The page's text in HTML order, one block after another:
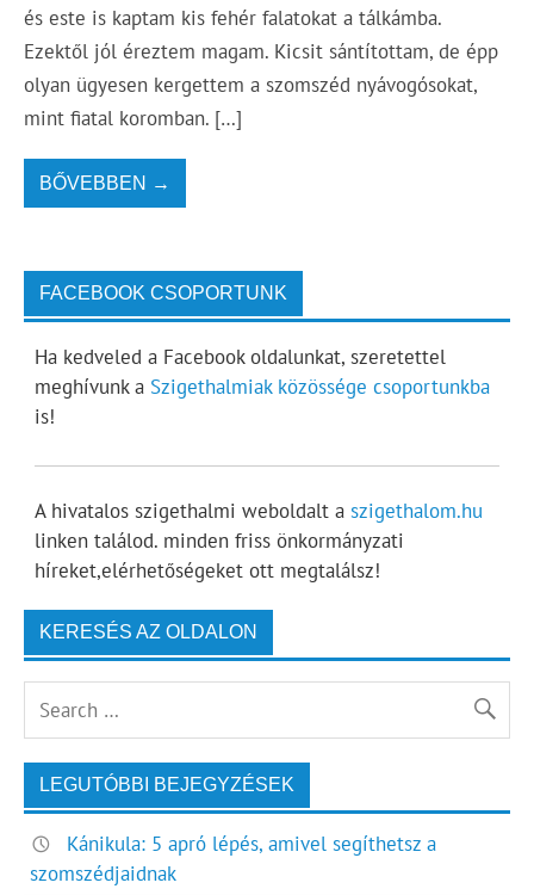
és este is kaptam kis fehér falatokat a tálkámba.
Ezektől jól éreztem magam. Kicsit sántítottam, de épp
olyan ügyesen kergettem a szomszéd nyávogósokat,
mint fiatal koromban. […]
BŐVEBBEN →
FACEBOOK CSOPORTUNK
Ha kedveled a Facebook oldalunkat, szeretettel
meghívunk a Szigethalmiak közössége csoportunkba
is!
A hivatalos szigethalmi weboldalt a szigethalom.hu
linken találod. minden friss önkormányzati
híreket,elérhetőségeket ott megtalálsz!
KERESÉS AZ OLDALON
LEGUTÓBBI BEJEGYZÉSEK
Kánikula: 5 apró lépés, amivel segíthetsz a
szomszédjaidnak